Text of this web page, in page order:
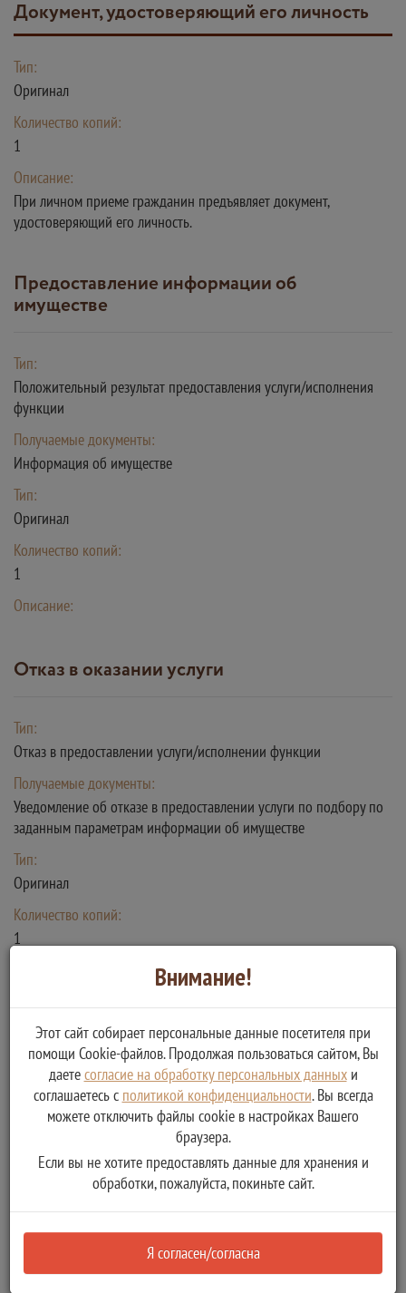
Документ, удостоверяющий его личность
Тип:
Оригинал
Количество копий:
1
Описание:
При личном приеме гражданин предъявляет документ,
удостоверяющий его личность.
Предоставление информации об
имуществе
Тип:
Положительный результат предоставления услуги/исполнения
функции
Получаемые документы:
Информация об имуществе
Тип:
Оригинал
Количество копий:
1
Описание:
Отказ в оказании услуги
Тип:
Отказ в предоставлении услуги/исполнении функции
Получаемые документы:
Уведомление об отказе в предоставлении услуги по подбору по
заданным параметрам информации об имуществе
Тип:
Оригинал
Количество копий:
1
отсутствии имущества по заданным
параметрам
Положительный результат предоставления услуги/исполнения
Получаемые документы:
Уведомление об отсутствии по заданным параметрам
информации об имуществе
Внимание!
Этот сайт собирает персональные данные посетителя при
помощи Cookie-файлов. Продолжая пользоваться сайтом, Вы
даетесогласие на обработку персональных данныхи
соглашаетесь с политикой конфиденциальности. Вы всегда
можете отключить файлы cookie в настройках Вашего
браузера.
Если вы не хотите предоставлять данные для хранения и
обработки, пожалуйста, покиньте сайт.
Я согласен/согласна